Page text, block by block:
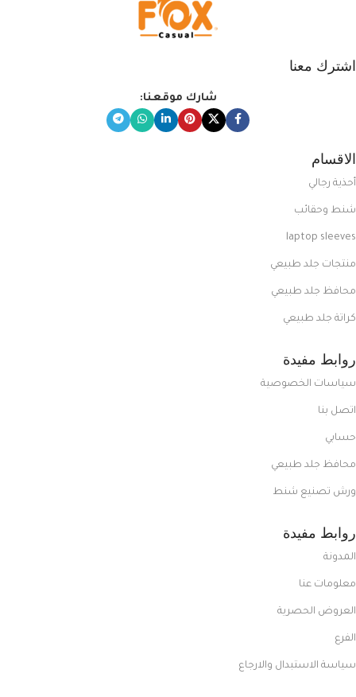
اشترك معنا
شارك موقعنا:
الاقسام
أحذية رجالي
شنط وحقائب
laptop sleeves
منتجات جلد طبيعي
محافظ جلد طبيعي
كراتة جلد طبيعي
روابط مفيدة
سياسات الخصوصية
اتصل بنا
حسابي
محافظ جلد طبيعي
ورش تصنيع شنط
روابط مفيدة
المدونة
معلومات عنا
العروض الحصرية
الفرع
سياسة الاستبدال والارجاع